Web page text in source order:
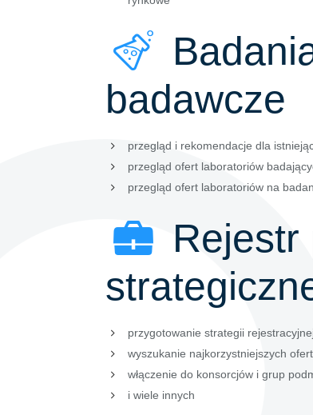
badawcze
przegląd i rekomendacje dla
przegląd ofert laboratoriów
przegląd ofert laboratoriów na
przygotowanie strategii
wyszukanie najkorzystniejszych
włączenie do konsorcjów i grup
i wiele innych